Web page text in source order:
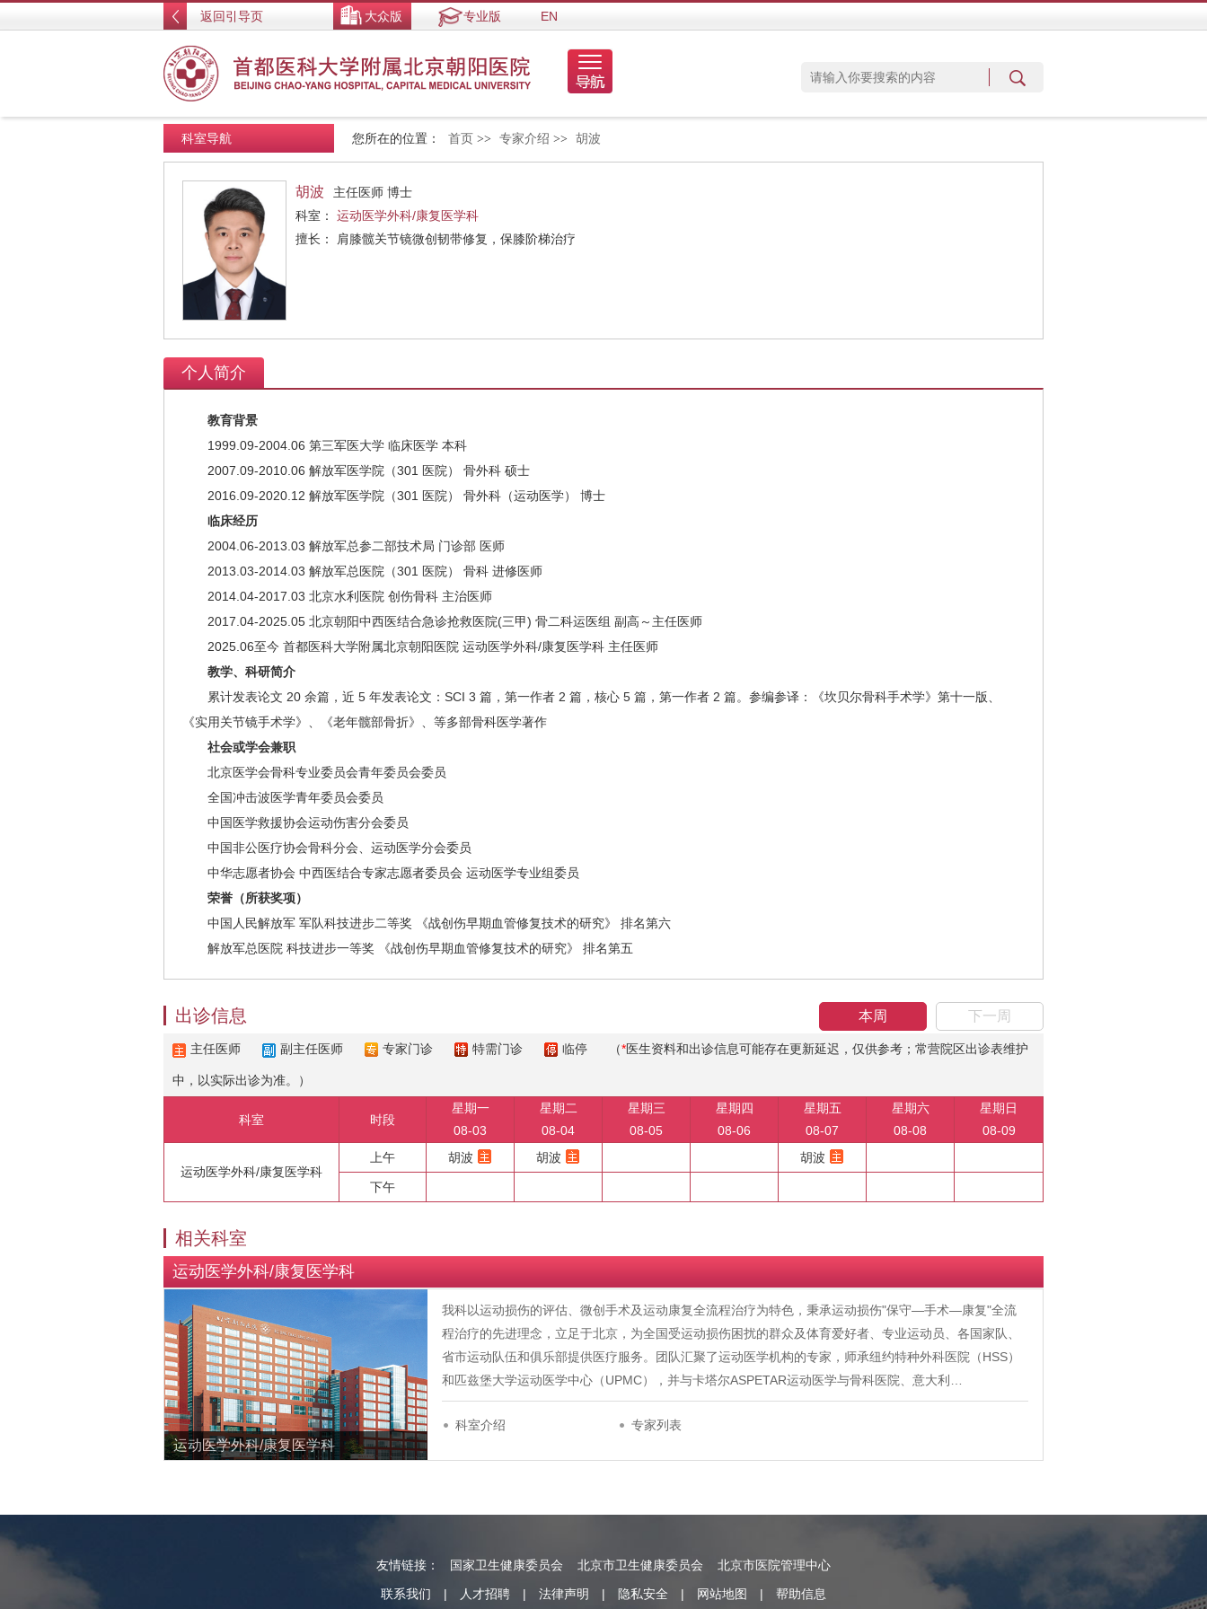
返回引导页 大众版 专业版 EN
您所在的位置： 首页 >> 专家介绍 >> 胡波
科室导航
胡波
主任医师 博士
科室： 运动医学外科/康复医学科
擅长： 肩膝髋关节镜微创韧带修复，保膝阶梯治疗
个人简介
教育背景
1999.09-2004.06 第三军医大学 临床医学 本科
2007.09-2010.06 解放军医学院（301 医院） 骨外科 硕士
2016.09-2020.12 解放军医学院（301 医院） 骨外科（运动医学） 博士
临床经历
2004.06-2013.03 解放军总参二部技术局 门诊部 医师
2013.03-2014.03 解放军总医院（301 医院） 骨科 进修医师
2014.04-2017.03 北京水利医院 创伤骨科 主治医师
2017.04-2025.05 北京朝阳中西医结合急诊抢救医院(三甲) 骨二科运医组 副高～主任医师
2025.06至今 首都医科大学附属北京朝阳医院 运动医学外科/康复医学科 主任医师
教学、科研简介
累计发表论文 20 余篇，近 5 年发表论文：SCI 3 篇，第一作者 2 篇，核心 5 篇，第一作者 2 篇。参编参译：《坎贝尔骨科手术学》第十一版、
《实用关节镜手术学》、《老年髋部骨折》、等多部骨科医学著作
社会或学会兼职
北京医学会骨科专业委员会青年委员会委员
全国冲击波医学青年委员会委员
中国医学救援协会运动伤害分会委员
中国非公医疗协会骨科分会、运动医学分会委员
中华志愿者协会 中西医结合专家志愿者委员会 运动医学专业组委员
荣誉（所获奖项）
中国人民解放军 军队科技进步二等奖 《战创伤早期血管修复技术的研究》 排名第六
解放军总医院 科技进步一等奖 《战创伤早期血管修复技术的研究》 排名第五
本周 下一周
出诊信息
主任医师 副主任医师 专家门诊 特需门诊 临停 （*医生资料和出诊信息可能存在更新延迟，仅供参考；常营院区出诊表维护
中，以实际出诊为准。）
科室 时段
星期一
08-03
星期二
08-04
星期三
08-05
星期四
08-06
星期五
08-07
星期六
08-08
星期日
08-09
运动医学外科/康复医学科
上午 胡波 胡波 胡波
下午
相关科室
运动医学外科/康复医学科
运动医学外科/康复医学科
我科以运动损伤的评估、微创手术及运动康复全流程治疗为特色，秉承运动损伤"保守—手术—康复"全流
程治疗的先进理念，立足于北京，为全国受运动损伤困扰的群众及体育爱好者、专业运动员、各国家队、
省市运动队伍和俱乐部提供医疗服务。团队汇聚了运动医学机构的专家，师承纽约特种外科医院（HSS）
和匹兹堡大学运动医学中心（UPMC），并与卡塔尔ASPETAR运动医学与骨科医院、意大利…
科室介绍 专家列表
友情链接： 国家卫生健康委员会 北京市卫生健康委员会
北京市医院管理中心
联系我们
| 人才招聘 | 法律声明 | 隐私安全 | 网站地图 | 帮助信息